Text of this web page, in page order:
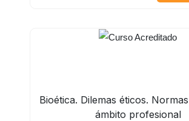
Bioética. Dilemas éticos.
ámbito profesional